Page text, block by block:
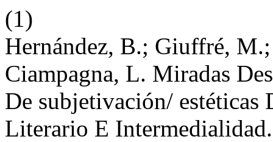
(1)
Hernández, B.; Giuffré,
Ciampagna, L. Miradas
De subjetivación/ estéticas
Literario E